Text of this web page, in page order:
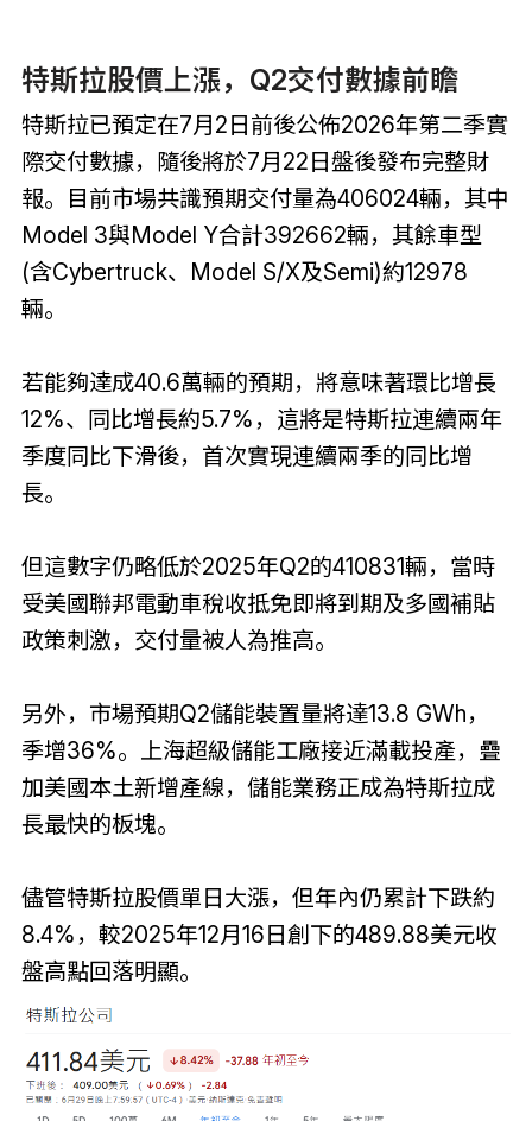
特斯拉股價上漲，Q2交付數據前瞻
特斯拉已預定在7月2日前後公佈2026年第二季實
際交付數據，隨後將於7月22日盤後發布完整財
報。目前市場共識預期交付量為406024輛，其中
Model 3與Model Y合計392662輛，其餘車型
(含Cybertruck、Model S/X及Semi)約12978
輛。
若能夠達成40.6萬輛的預期，將意味著環比增長
12%、同比增長約5.7%，這將是特斯拉連續兩年
季度同比下滑後，首次實現連續兩季的同比增
長。
但這數字仍略低於2025年Q2的410831輛，當時
受美國聯邦電動車稅收抵免即將到期及多國補貼
政策刺激，交付量被人為推高。
另外，市場預期Q2儲能裝置量將達13.8 GWh，
季增36%。上海超級儲能工廠接近滿載投產，疊
加美國本土新增產線，儲能業務正成為特斯拉成
長最快的板塊。
儘管特斯拉股價單日大漲，但年內仍累計下跌約
8.4%，較2025年12月16日創下的489.88美元收
盤高點回落明顯。